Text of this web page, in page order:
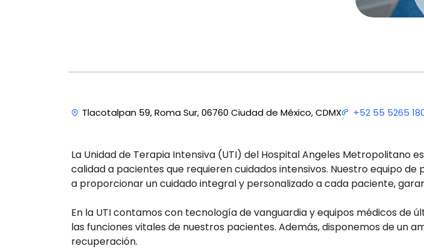
Tlacotalpan 59, Roma Sur, 06760 Ciudad de México, CDMX +52 55 5265
La Unidad de Terapia Intensiva (UTI) del Hospital Angeles Metropolitano
calidad a pacientes que requieren cuidados intensivos. Nuestro equipo
a proporcionar un cuidado integral y personalizado a cada paciente,
En la UTI contamos con tecnología de vanguardia y equipos médicos
las funciones vitales de nuestros pacientes. Además, disponemos de un
recuperación.